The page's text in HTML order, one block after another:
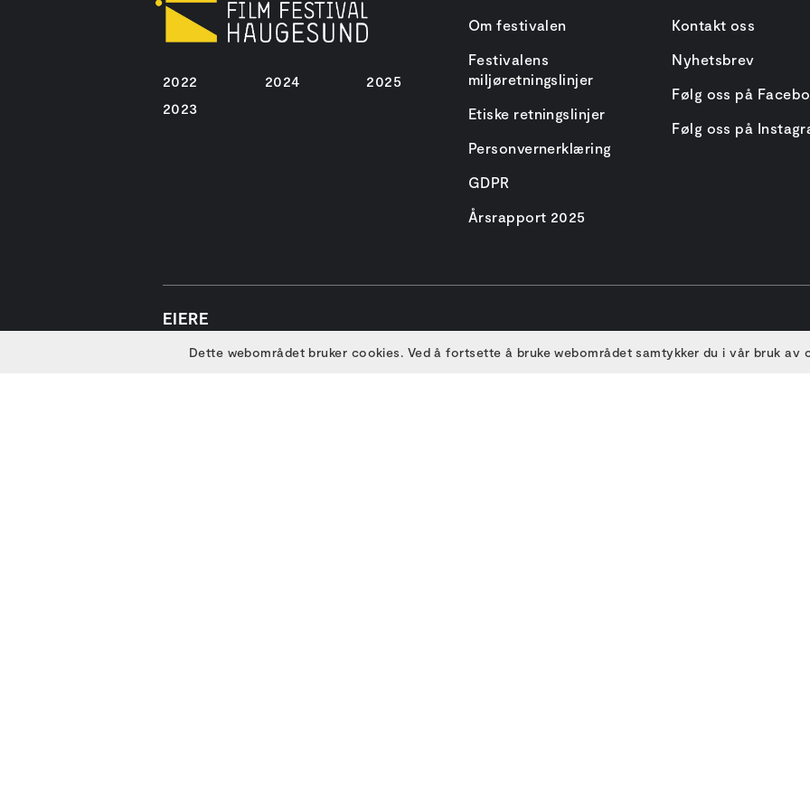
2022
2023
2024 2025
Om festivalen
Festivalens
miljøretningslinjer
Etiske retningslinjer
Personvernerklæring
GDPR
Årsrapport 2025
Kontakt oss
Nyhetsbrev
Følg oss på
Følg oss på
EIERE
Dette webområdet bruker cookies. Ved å fortsette å bruke webområdet samtykker du i vår bruk av